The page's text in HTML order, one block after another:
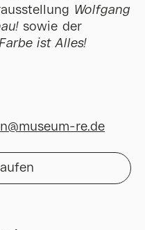
Wolfgang
sowie der
Farbe ist Alles!
re.de